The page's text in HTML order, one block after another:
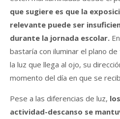
que sugiere es que la
relevante puede ser
durante la jornada escolar.
bastaría con iluminar el plano
la luz que llega al ojo, su
momento del día en que se
Pese a las diferencias de luz,
actividad-descanso se